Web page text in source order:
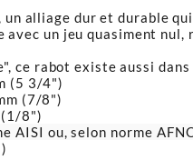
un alliage dur et durable
avec un jeu quasiment
ce rabot existe aussi
(5 3/4")
(7/8")
(1/8")
AISI ou, selon norme